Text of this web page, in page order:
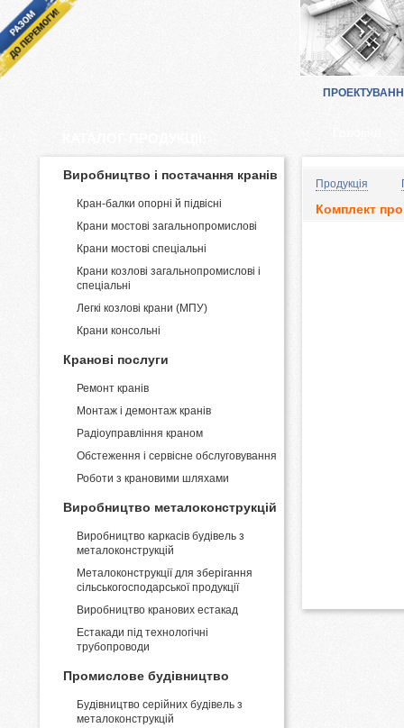
Виробництво і постачання кранів
Кран-балки опорні й підвісні
Крани мостові загальнопромислові
Крани мостові спеціальні
Крани козлові загальнопромислові і
спеціальні
Легкі козлові крани (МПУ)
Крани консольні
Кранові послуги
Ремонт кранів
Монтаж і демонтаж кранів
Pадіоуправління краном
Обстеження і сервісне обслуговування
Роботи з крановими шляхами
Виробництво металоконструкцій
Виробництво каркасів будівель з
металоконструкцій
Металоконструкції для зберігання
сільськогосподарської продукції
Виробництво кранових естакад
Естакади під технологічні
трубопроводи
Промислове будівництво
Будівництво серійних будівель з
металоконструкцій
Продукція
Комплект